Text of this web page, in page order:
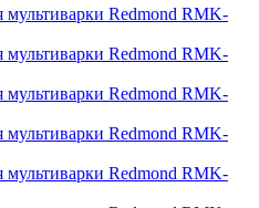
мультиварки Redmond RMK-
мультиварки Redmond RMK-
мультиварки Redmond RMK-
мультиварки Redmond RMK-
мультиварки Redmond RMK-